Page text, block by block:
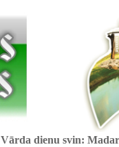
Vārda dienu svin: